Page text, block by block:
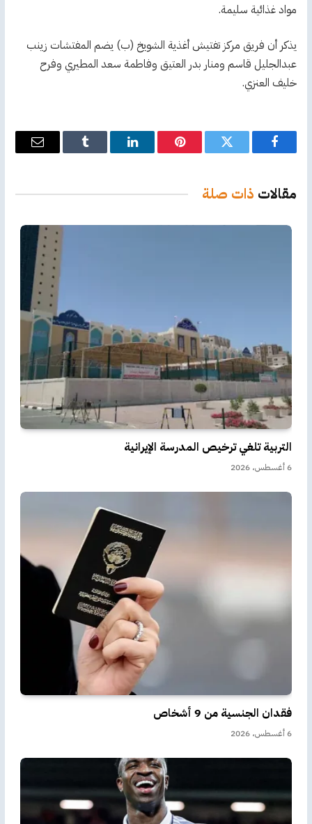
مواد غذائية سليمة.
يذكر أن فريق مركز تفتيش أغذية الشويخ (ب) يضم المفتشات زينب
عبدالجليل قاسم ومنار بدر العتيق وفاطمة سعد المطيري وفرح
خليف العنزي.
فيسبوك تويتر بينتيريستلينكدإن Tumblr
البريد
مقالات ذات صلة
التربية تلغي ترخيص المدرسة الإيرانية
6 أغسطس، 2026
فقدان الجنسية من 9 أشخاص
6 أغسطس، 2026